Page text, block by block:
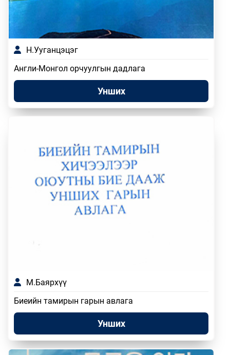
Н.Ууганцэцэг
Англи-Монгол орчуулгын дадлага
Унших
М.Баярхүү
Биеийн тамирын гарын авлага
Унших